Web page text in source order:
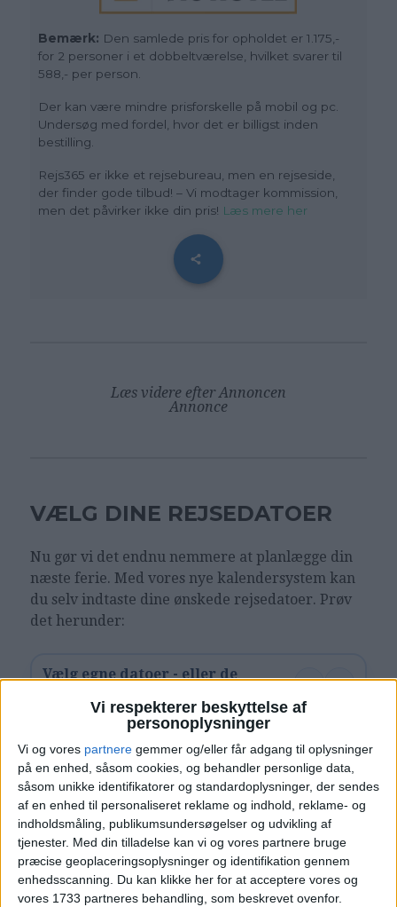
Vi respekterer beskyttelse af
personoplysninger
Vi og vores partnere gemmer og/eller får adgang til oplysninger
på en enhed, såsom cookies, og behandler personlige data,
såsom unikke identifikatorer og standardoplysninger, der sendes
af en enhed til personaliseret reklame og indhold, reklame- og
indholdsmåling, publikumsundersøgelser og udvikling af
tjenester. Med din tilladelse kan vi og vores partnere bruge
præcise geoplaceringsoplysninger og identifikation gennem
enhedsscanning. Du kan klikke her for at acceptere vores og
vores 1733 partneres behandling, som beskrevet ovenfor.
Bemærk: Den samlede pris for opholdet er 1.175,-
for 2 personer i et dobbeltværelse, hvilket svarer til
588,- per person.
Der kan være mindre prisforskelle på mobil og pc.
Undersøg med fordel, hvor det er billigst inden
bestilling.
Rejs365 er ikke et rejsebureau, men en rejseside,
der finder gode tilbud! – Vi modtager kommission,
men det påvirker ikke din pris! Læs mere her
Læs videre efter Annoncen
Annonce
VÆLG DINE REJSEDATOER
Nu gør vi det endnu nemmere at planlægge din
næste ferie. Med vores nye kalendersystem kan
du selv indtaste dine ønskede rejsedatoer. Prøv
det herunder:
Vælg egne datoer - eller de
‹ ›
juli 2026
Uge Ma Ti On To Fr Lø Sø
U27 1 3 4
U28 6 7 8 9 10 11 12
U29 13 14 15 16 17 18 19